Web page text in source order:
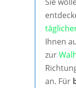
Ihnen
zur
an. Für